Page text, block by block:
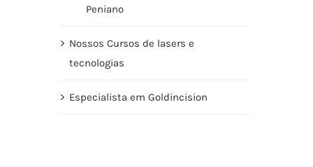
Peniano
Nossos Cursos de lasers e
tecnologias
Especialista em Goldincision